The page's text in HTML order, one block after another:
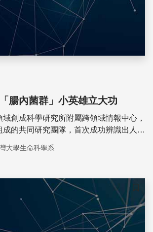
腸內菌群」小英雄立大功
域創成科學研究所附屬跨領域情報中心，
的共同研究團隊，首次成功辨識出人類
大學生命科學系
儲存